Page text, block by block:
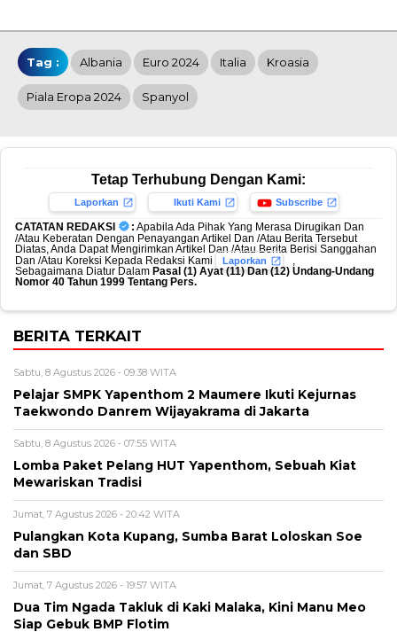
Tag : Albania Euro 2024 Italia Kroasia
Piala Eropa 2024 Spanyol
Tetap Terhubung Dengan Kami:
Laporkan Ikuti Kami Subscribe
CATATAN REDAKSI : Apabila Ada Pihak Yang Merasa Dirugikan Dan
/Atau Keberatan Dengan Penayangan Artikel Dan /Atau Berita Tersebut
Diatas, Anda Dapat Mengirimkan Artikel Dan /Atau Berita Berisi Sanggahan
Dan /Atau Koreksi Kepada Redaksi Kami
Laporkan
Sebagaimana Diatur Dalam Pasal (1) Ayat (11) Dan (12) Undang-Undang
Nomor 40 Tahun 1999 Tentang Pers.
BERITA TERKAIT
Sabtu, 8 Agustus 2026 - 09:38 WITA
Pelajar SMPK Yapenthom 2 Maumere Ikuti Kejurnas
Taekwondo Danrem Wijayakrama di Jakarta
Sabtu, 8 Agustus 2026 - 07:55 WITA
Lomba Paket Pelang HUT Yapenthom, Sebuah Kiat
Mewariskan Tradisi
Jumat, 7 Agustus 2026 - 20:42 WITA
Pulangkan Kota Kupang, Sumba Barat Loloskan Soe
dan SBD
Jumat, 7 Agustus 2026 - 19:57 WITA
Dua Tim Ngada Takluk di Kaki Malaka, Kini Manu Meo
Siap Gebuk BMP Flotim